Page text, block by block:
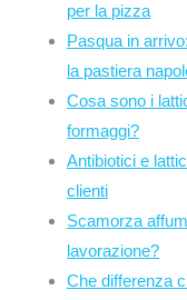
per la pizza
Pasqua in
la pastiera
Cosa sono i
formaggi?
Antibiotici e
clienti
Scamorza
lavorazione?
Che differenza